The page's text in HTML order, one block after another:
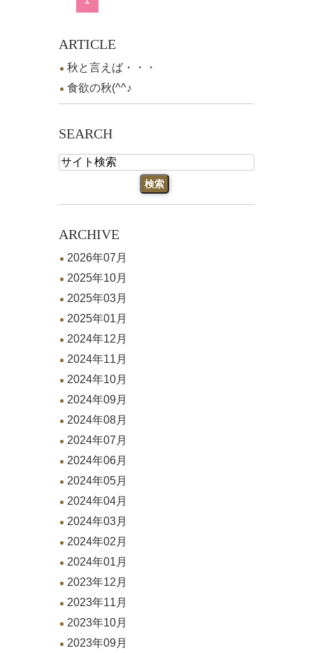
ARTICLE
秋と言えば・・・
食欲の秋(^^♪
SEARCH
ARCHIVE
2026年07月
2025年10月
2025年03月
2025年01月
2024年12月
2024年11月
2024年10月
2024年09月
2024年08月
2024年07月
2024年06月
2024年05月
2024年04月
2024年03月
2024年02月
2024年01月
2023年12月
2023年11月
2023年10月
2023年09月